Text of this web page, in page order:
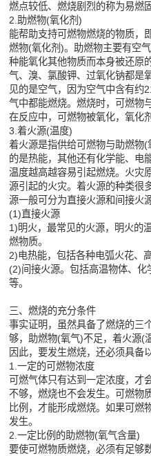
燃点较低、燃烧剧烈的称为易燃
2.助燃物(氧化剂)
能帮助支持可燃物燃烧的物质，
燃物(氧化剂)。助燃物主要有空
种能氧化其他物质而本身被还原
气、溴、氯酸钾、过氧化钠都是
见的是空气，因为空气中含有约
气中都能燃烧。燃烧时，可燃物
在反应中，可燃物被氧化，氧化
3.着火源(温度)
着火源是指供给可燃物与助燃物
的是热能，其他还有化学能、电
温度越高越容易引起燃烧。火灾
源引起的火灾。着火源的种类很
源一般可分为直接火源和间接火
(1)直接火源
1)明火，最常见的火源，明火的
燃物质。
2)电热能，包括各种电弧火花、
(2)间接火源。包括高温物体、
等。
三、燃烧的充分条件
事实证明，虽然具备了燃烧的三
够，助燃物(氧气)不足，着火源(
因此，要发生燃烧，还必须具备
1.一定的可燃物浓度
可燃气体只有达到一定浓度，才
不够，燃烧也不会发生。可燃物
比例，才能形成燃烧。如果可燃
发生。
2.一定比例的助燃物(氧气含量)
要使可燃物质燃烧，必须有足够